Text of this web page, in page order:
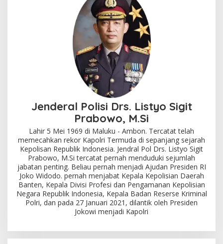
Jenderal Polisi Drs. Listyo Sigit
Prabowo, M.Si
Lahir 5 Mei 1969 di Maluku - Ambon. Tercatat telah
memecahkan rekor Kapolri Termuda di sepanjang sejarah
Kepolisan Republik Indonesia. Jendral Pol Drs. Listyo Sigit
Prabowo, M.Si tercatat pernah menduduki sejumlah
jabatan penting. Beliau pernah menjadi Ajudan Presiden RI
Joko Widodo. pernah menjabat Kepala Kepolisian Daerah
Banten, Kepala Divisi Profesi dan Pengamanan Kepolisian
Negara Republik Indonesia, Kepala Badan Reserse Kriminal
Polri, dan pada 27 Januari 2021, dilantik oleh Presiden
Jokowi menjadi Kapolri